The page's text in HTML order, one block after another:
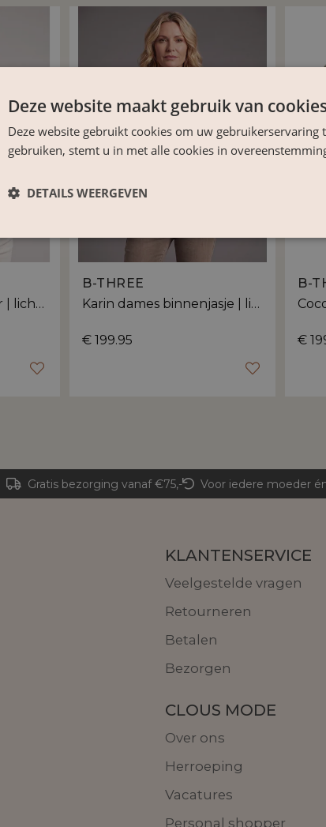
Maartje dames blazer | licht getailleerde pasvorm
B-THREE
Karin dames binnenjasje | licht getailleerde pasvorm
€ 199.95
B-
€
Gratis bezorging vanaf €75,- Voor iedere moeder
KLANTENSERVICE
Veelgestelde vragen
Retourneren
Betalen
Bezorgen
CLOUS MODE
Over ons
Herroeping
Vacatures
Personal shopper
Deze website maakt gebruik van
Deze website gebruikt cookies om uw gebruikerservaring
gebruiken, stemt u in met alle cookies in
DETAILS WEERGEVEN